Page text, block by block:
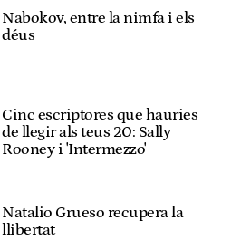
Nabokov, entre la nimfa i els
déus
Cinc escriptores que hauries
de llegir als teus 20: Sally
Rooney i 'Intermezzo'
Natalio Grueso recupera la
llibertat